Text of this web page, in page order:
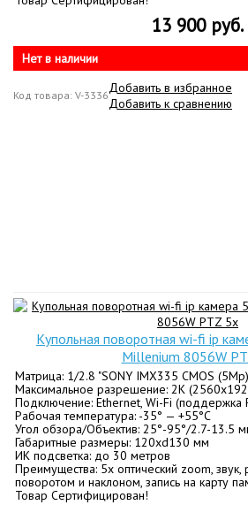
13 900 руб.
Нет в наличии
Код товара: V-3336Добавить в избранное
Добавить к сравнению
Купольная поворотная wi-fi ip
Millenium 8056W
Матрица: 1/2.8 "SONY IMX335 CMOS (5Mp)
Максимальное разрешение: 2K
Подключение: Ethernet, Wi-Fi (поддержка
Рабочая температура: -35° — +55°C
Угол обзора/Объектив: 25°-95°/2.7-13.5
Габаритные размеры: 120хd130 мм
ИК подсветка: до 30 метров
Преимущества: 5x оптический zoom, звук,
поворотом и наклоном, запись на карту
Товар Сертифицирован!